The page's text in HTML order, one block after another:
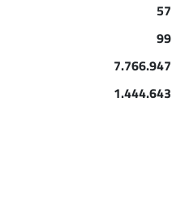
57
99
7.766.947
1.444.643